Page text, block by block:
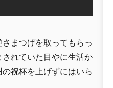
まつげを取ってもらっ
れていた目やに生活か
祝杯を上げずにはいら